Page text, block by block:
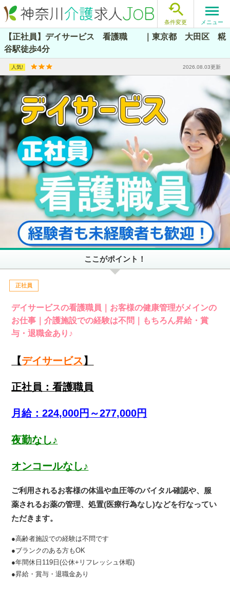

条件変更 メニュー
【正社員】デイサービス 看護職 ｜東京都 大田区 糀
谷駅徒歩4分
2026.08.03更新
ここがポイント！
正社員
デイサービスの看護職員｜お客様の健康管理がメインの
お仕事｜介護施設での経験は不問｜もちろん昇給・賞
与・退職金あり♪
【デイサービス】
正社員：看護職員
月給：224,000円～277,000円
夜勤なし♪
オンコールなし♪
ご利用されるお客様の体温や血圧等のバイタル確認や、服
薬されるお薬の管理、処置(医療行為なし)などを行なってい
ただきます。
●高齢者施設での経験は不問です
●ブランクのある方もOK
●年間休日119日(公休+リフレッシュ休暇)
●昇給・賞与・退職金あり